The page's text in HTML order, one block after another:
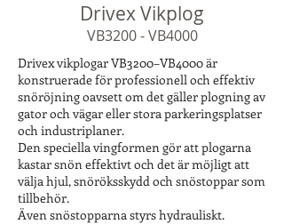
Drivex Vikplog
VB3200 - VB4000
Drivex vikplogar VB3200–VB4000 är
konstruerade för professionell och effektiv
snöröjning oavsett om det gäller plogning av
gator och vägar eller stora parkeringsplatser
och industriplaner.
Den speciella vingformen gör att plogarna
kastar snön effektivt och det är möjligt att
välja hjul, snöröksskydd och snöstoppar som
tillbehör.
Även snöstopparna styrs hydrauliskt.